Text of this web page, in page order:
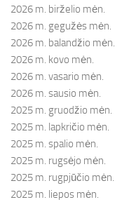
2026 m. birželio mėn.
2026 m. gegužės mėn.
2026 m. balandžio mėn.
2026 m. kovo mėn.
2026 m. vasario mėn.
2026 m. sausio mėn.
2025 m. gruodžio mėn.
2025 m. lapkričio mėn.
2025 m. spalio mėn.
2025 m. rugsėjo mėn.
2025 m. rugpjūčio mėn.
2025 m. liepos mėn.